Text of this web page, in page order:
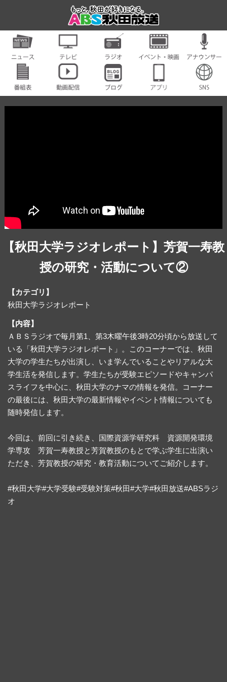
【秋田大学ラジオレポート】芳賀一寿教
授の研究・活動について②
【カテゴリ】
秋田大学ラジオレポート
【内容】
ＡＢＳラジオで毎月第1、第3木曜午後3時20分頃から放送して
いる「秋田大学ラジオレポート」。このコーナーでは、秋田
大学の学生たちが出演し、いま学んでいることやリアルな大
学生活を発信します。学生たちが受験エピソードやキャンパ
スライフを中心に、秋田大学のナマの情報を発信。コーナー
の最後には、秋田大学の最新情報やイベント情報についても
随時発信します。
今回は、前回に引き続き、国際資源学研究科 資源開発環境
学専攻 芳賀一寿教授と芳賀教授のもとで学ぶ学生に出演い
ただき、芳賀教授の研究・教育活動についてご紹介します。
#秋田大学#大学受験#受験対策#秋田#大学#秋田放送#ABSラジ
オ